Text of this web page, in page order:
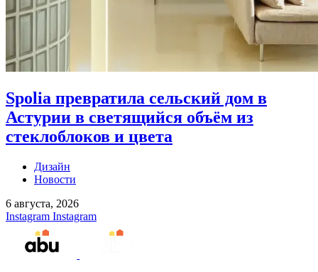
Spolia превратила сельский дом в
Астурии в светящийся объём из
стеклоблоков и цвета
Дизайн
Новости
6 августа, 2026
Instagram Instagram